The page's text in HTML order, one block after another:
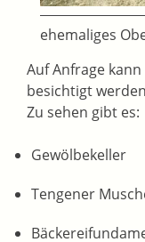
ehemaliges
Auf Anfrage
besichtigt
Zu sehen gibt es:
Gewölbekeller
Tengener